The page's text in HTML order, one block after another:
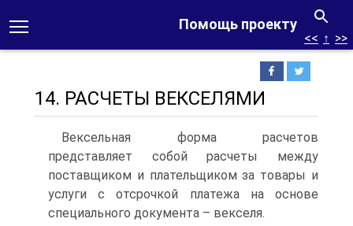
Помощь проекту
<< ↑ >>
14. РАСЧЕТЫ ВЕКСЕЛЯМИ
Вексельная форма расчетов
представляет собой расчеты между
поставщиком и плательщиком за товары и
услуги с отсрочкой платежа на основе
специального документа – векселя.